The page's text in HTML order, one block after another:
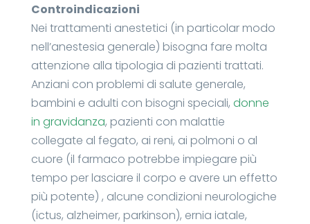
Controindicazioni
Nei trattamenti anestetici (in particolar modo
nell’anestesia generale) bisogna fare molta
attenzione alla tipologia di pazienti trattati.
Anziani con problemi di salute generale,
bambini e adulti con bisogni speciali, donne
in gravidanza, pazienti con malattie
collegate al fegato, ai reni, ai polmoni o al
cuore (il farmaco potrebbe impiegare più
tempo per lasciare il corpo e avere un effetto
più potente) , alcune condizioni neurologiche
(ictus, alzheimer, parkinson), ernia iatale,